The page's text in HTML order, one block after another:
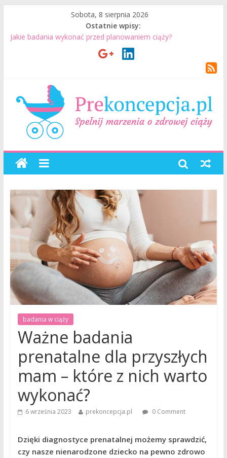
Sobota, 8 sierpnia 2026
Ostatnie wpisy:
Jakie badania wykonać przed planowaniem ciąży?
Jak mężczyzna może przygotować się do ciąży? 7 rzeczy, które
specjalistą?
Planowanie ciąży. Jak planować ciążę? Jak przygotować się do
badania w ciąży
Ważne badania
prenatalne dla przyszłych
mam – które z nich warto
wykonać?
6 września 2023 prekoncepcja.pl 0 Comment
Dzięki diagnostyce prenatalnej możemy sprawdzić,
czy nasze nienarodzone dziecko na pewno zdrowo